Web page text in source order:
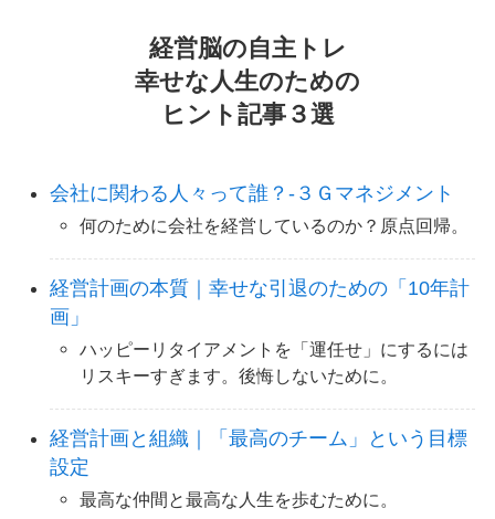
経営脳の自主トレ
幸せな人生のための
ヒント記事３選
会社に関わる人々って誰？-３Ｇマネジメント
何のために会社を経営しているのか？原点回帰。
経営計画の本質｜幸せな引退のための「10年計
画」
ハッピーリタイアメントを「運任せ」にするには
リスキーすぎます。後悔しないために。
経営計画と組織｜「最高のチーム」という目標
設定
最高な仲間と最高な人生を歩むために。